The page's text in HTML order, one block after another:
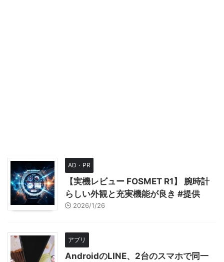
AD・PR
【実機レビュー FOSMET R1】 腕時計
らしい外観と充実機能が良き #提供
2026/1/26
アプリ
AndroidのLINE、2台のスマホで同一